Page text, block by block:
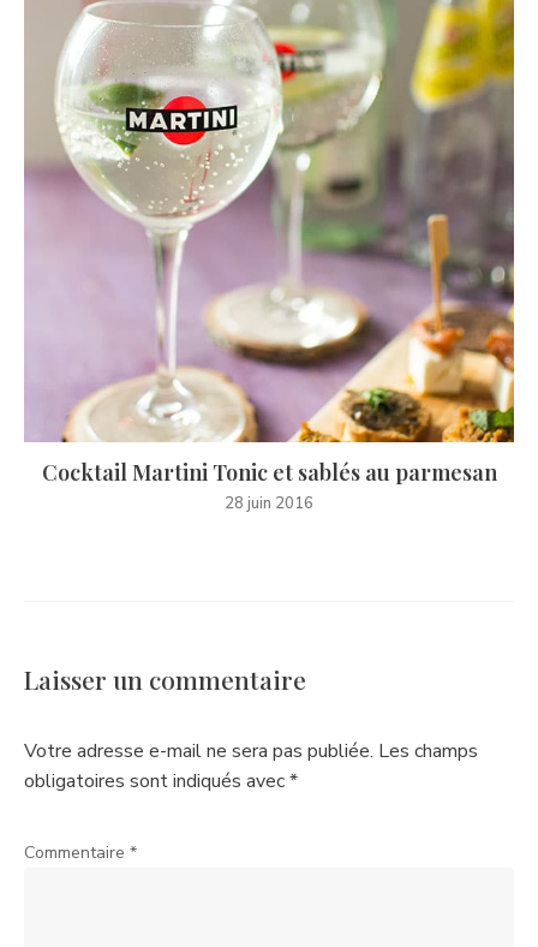
Cocktail Martini Tonic et sablés au parmesan
28 juin 2016
Laisser un commentaire
Votre adresse e-mail ne sera pas publiée. Les champs
obligatoires sont indiqués avec*
Commentaire *